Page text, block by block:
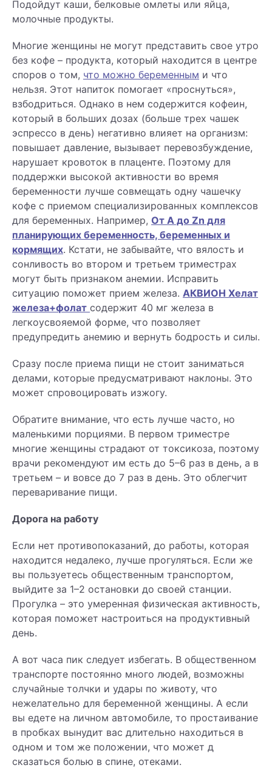
Подойдут каши, белковые омлеты или яйца,
молочные продукты.
Многие женщины не могут представить свое утро
без кофе – продукта, который находится в центре
споров о том, что можно беременным и что
нельзя. Этот напиток помогает «проснуться»,
взбодриться. Однако в нем содержится кофеин,
который в больших дозах (больше трех чашек
эспрессо в день) негативно влияет на организм:
повышает давление, вызывает перевозбуждение,
нарушает кровоток в плаценте. Поэтому для
поддержки высокой активности во время
беременности лучше совмещать одну чашечку
кофе с приемом специализированных комплексов
для беременных. Например, От А до Zn для
планирующих беременность, беременных и
кормящих. Кстати, не забывайте, что вялость и
сонливость во втором и третьем триместрах
могут быть признаком анемии. Исправить
ситуацию поможет прием железа. АКВИОН Хелат
железа+фолат содержит 40 мг железа в
легкоусвояемой форме, что позволяет
предупредить анемию и вернуть бодрость и силы.
Сразу после приема пищи не стоит заниматься
делами, которые предусматривают наклоны. Это
может спровоцировать изжогу.
Обратите внимание, что есть лучше часто, но
маленькими порциями. В первом триместре
многие женщины страдают от токсикоза, поэтому
врачи рекомендуют им есть до 5–6 раз в день, а в
третьем – и вовсе до 7 раз в день. Это облегчит
переваривание пищи.
Дорога на работу
Если нет противопоказаний, до работы, которая
находится недалеко, лучше прогуляться. Если же
вы пользуетесь общественным транспортом,
выйдите за 1–2 остановки до своей станции.
Прогулка – это умеренная физическая активность,
которая поможет настроиться на продуктивный
день.
А вот часа пик следует избегать. В общественном
транспорте постоянно много людей, возможны
случайные толчки и удары по животу, что
нежелательно для беременной женщины. А если
вы едете на личном автомобиле, то простаивание
в пробках вынудит вас длительно находиться в
одном и том же положении, что может д
сказаться болью в спине, отеками.